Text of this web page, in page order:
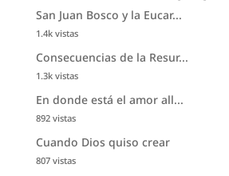
San Juan Bosco y la Eucar...
1.4k vistas
Consecuencias de la Resur...
1.3k vistas
En donde está el amor all...
892 vistas
Cuando Dios quiso crear
807 vistas